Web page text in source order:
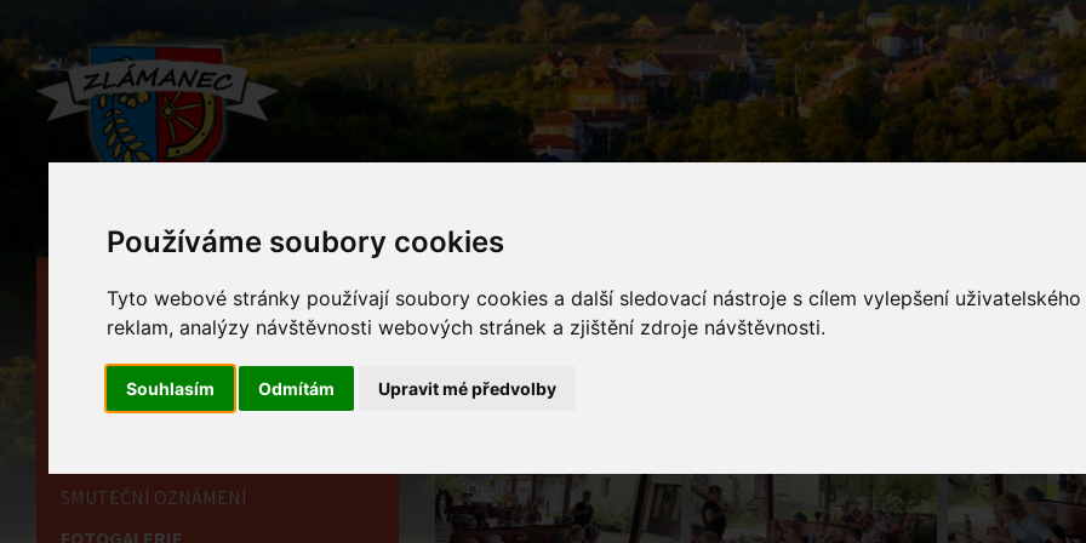
Používáme soubory cookies
Tyto webové stránky používají soubory cookies a další sledovací nástroje s cílem vylepšení
reklam, analýzy návštěvnosti webových stránek a zjištění zdroje návštěvnosti.
Souhlasím Odmítám Upravit mé předvolby
Fotogalerie
HLAVNÍ STRÁNKA
OBECNÍ ÚŘAD
HISTORIE
INFORMAČNÍ CENTRUM
SMUTEČNÍ OZNÁMENÍ
FOTOGALERIE